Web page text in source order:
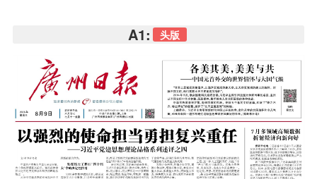
A1: 头版